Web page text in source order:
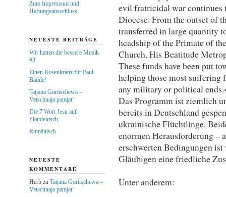
evil fratricidal war continues
Diocese. From the outset of
transferred in large quantity
headship of the Primate of
Church, His Beatitude
These funds have been put
helping those most suffering
any military or political
Das Programm ist ziemlich
bereits in Deutschland
ukrainische Flüchtlinge.
enormen Herausforderung –
erschwerten Bedingungen
Gläubigen eine friedliche
Unter anderem:
Zum Impressum und
Haftungsausschluss
NEUESTE BEITRÄGE
Wir hatten die bessere Musik
#3
Einen Rosenkranz für Paul
Badde!
Tatjana Goritschewa –
Vetschnaja pamjat‘
Die 7 Wort Jesu auf
Plattdeutsch
Rumänisch
NEUESTE
KOMMENTARE
Herbzu Tatjana Goritschewa –
Vetschnaja pamjat‘